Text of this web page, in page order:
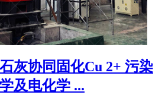
灰协同固化Cu 2+ 污染
及电化学 ...